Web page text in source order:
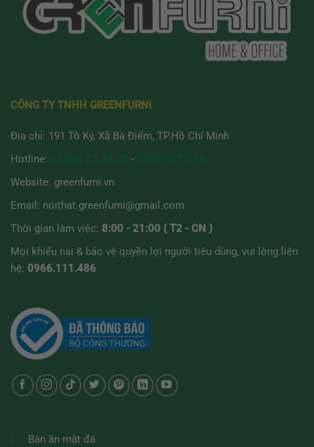
CÔNG TY TNHH GREENFURNI
Địa chỉ: 191 Tô Ký, Xã Bà Điểm, TP.Hồ Chí Minh
Hotline:
-
Website: greenfurni.vn
Email: noithat.greenfurni@gmail.com
Thời gian làm việc: 8:00 - 21:00 ( T2 - CN )
Mọi khiếu nại & bảo vệ quyền lợi người tiêu dùng, vui lòng liên
hệ: 0966.111.486
Bàn ăn mặt đá